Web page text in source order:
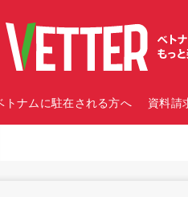
トナムに駐在される方へ 資料請